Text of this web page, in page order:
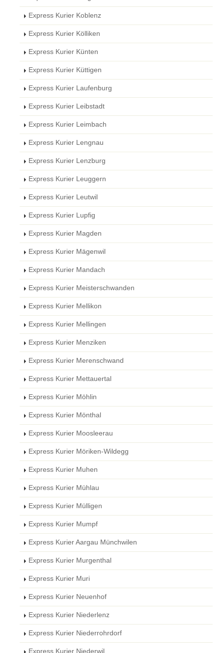
Express Kurier Koblenz
Express Kurier Kölliken
Express Kurier Künten
Express Kurier Küttigen
Express Kurier Laufenburg
Express Kurier Leibstadt
Express Kurier Leimbach
Express Kurier Lengnau
Express Kurier Lenzburg
Express Kurier Leuggern
Express Kurier Leutwil
Express Kurier Lupfig
Express Kurier Magden
Express Kurier Mägenwil
Express Kurier Mandach
Express Kurier Meisterschwanden
Express Kurier Mellikon
Express Kurier Mellingen
Express Kurier Menziken
Express Kurier Merenschwand
Express Kurier Mettauertal
Express Kurier Möhlin
Express Kurier Mönthal
Express Kurier Moosleerau
Express Kurier Möriken-Wildegg
Express Kurier Muhen
Express Kurier Mühlau
Express Kurier Mülligen
Express Kurier Mumpf
Express Kurier Aargau Münchwilen
Express Kurier Murgenthal
Express Kurier Muri
Express Kurier Neuenhof
Express Kurier Niederlenz
Express Kurier Niederrohrdorf
Express Kurier Niederwil